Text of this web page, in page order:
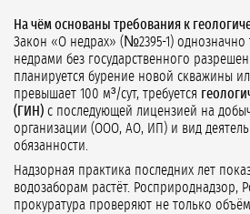
На чём основаны требования к
Закон «О недрах» (№2395-1) однозначно
недрами без государственного
планируется бурение новой скважины
превышает 100 м³/сут, требуется
(ГИН) с последующей лицензией на
организации (ООО, АО, ИП) и вид
обязанности.
Надзорная практика последних лет
водозаборам растёт. Росприроднадзор,
прокуратура проверяют не только